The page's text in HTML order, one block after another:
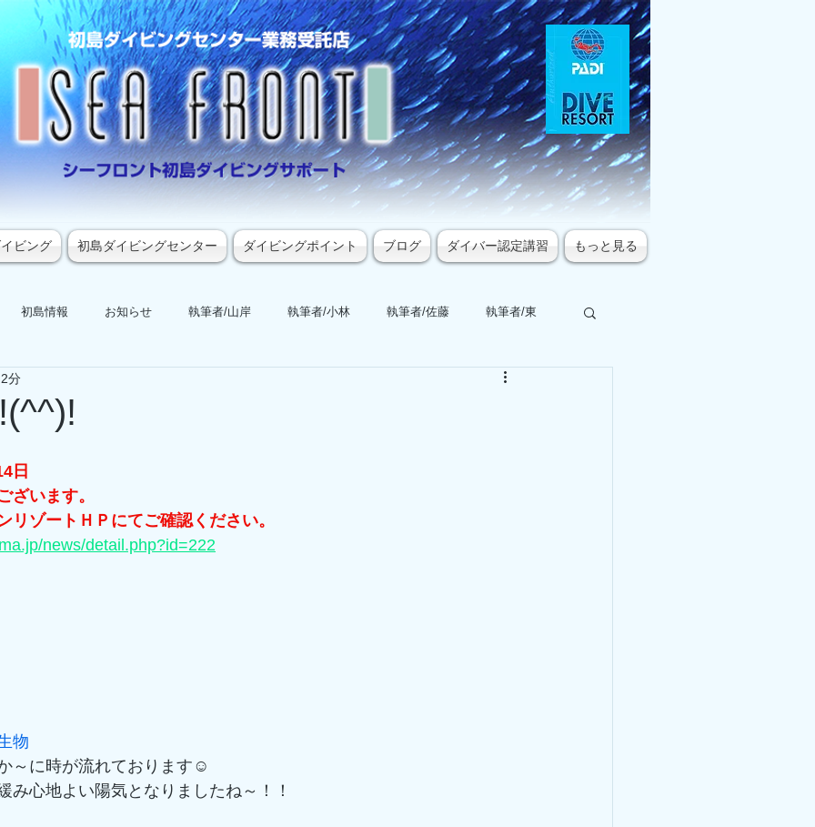
ビング 初島ダイビングセンター ダイビングポイント ブログ ダイバー認定講習 もっと見る
初島情報 お知らせ 執筆者/山岸 執筆者/小林 執筆者/佐藤 執筆者/東
分
日
ざいます。
リゾートＨＰにてご確認ください。
news/detail.php?id=222
物
～に時が流れております☺
み心地よい陽気となりましたね～！！